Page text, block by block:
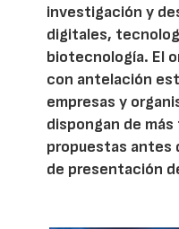
investigación y
digitales,
biotecnología. El
con antelación
empresas y
dispongan de
propuestas antes
de presentación